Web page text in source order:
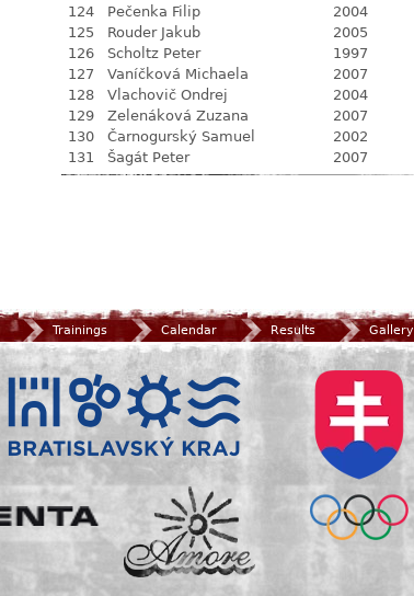
124
Pečenka Filip 2004
125
Rouder Jakub 2005
126
Scholtz Peter 1997
127
Vaníčková Michaela 2007
128
Vlachovič Ondrej 2004
129
Zelenáková Zuzana 2007
130
Čarnogurský Samuel 2002
131
Šagát Peter 2007
Trainings Calendar Results Gallery